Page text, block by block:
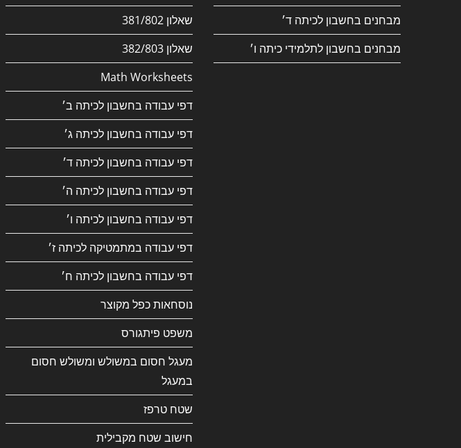
מבחנים בחשבון לכיתה ד׳
מבחנים בחשבון לתלמידי כיתה ו׳
שאלון 381/802
שאלון 382/803
Math Worksheets
דפי עבודה בחשבון לכיתה ב׳
דפי עבודה בחשבון לכיתה ג׳
דפי עבודה בחשבון לכיתה ד׳
דפי עבודה בחשבון לכיתה ה׳
דפי עבודה בחשבון לכיתה ו׳
דפי עבודה במתמטיקה לכיתה ז׳
דפי עבודה בחשבון לכיתה ח׳
נוסחאות כפל מקוצר
משפט פיתגורס
מעגל חסום במשולש ומשולש חסום
במעגל
שטח טרפז
חישוב שטח מקבילית